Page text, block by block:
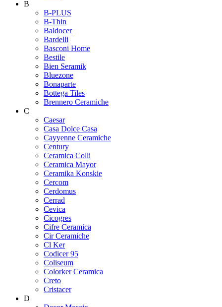
B
B-PLUS
B-Thin
Baldocer
Bardelli
Basconi Home
Bestile
Bien Seramik
Bluezone
Bonaparte
Bottega Tiles
Brennero Ceramiche
C
Caesar
Casa Dolce Casa
Cayyenne Ceramiche
Century
Ceramica Colli
Ceramica Mayor
Ceramika Konskie
Cercom
Cerdomus
Cerrad
Cevica
Cicogres
Cifre Ceramica
Cir Ceramiche
Cl Ker
Codicer 95
Coliseum
Colorker Ceramica
Creto
Cristacer
D